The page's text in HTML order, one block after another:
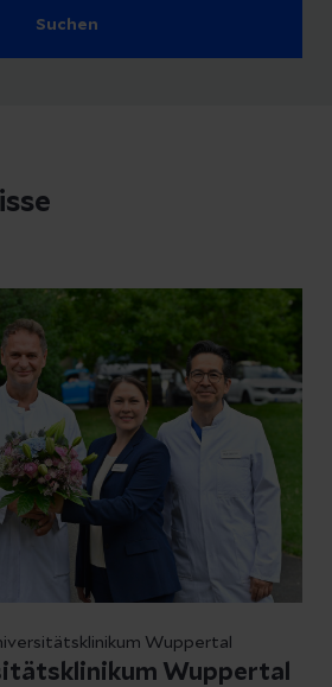
Suchen
Wuppertal
Wuppertal